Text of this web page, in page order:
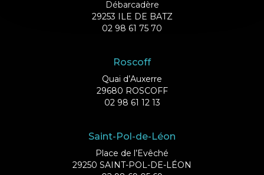
Débarcadère
29253 ILE DE BATZ
02 98 61 75 70
Roscoff
Quai d’Auxerre
29680 ROSCOFF
02 98 61 12 13
Saint-Pol-de-Léon
Place de l’Evêché
29250 SAINT-POL-DE-LÉON